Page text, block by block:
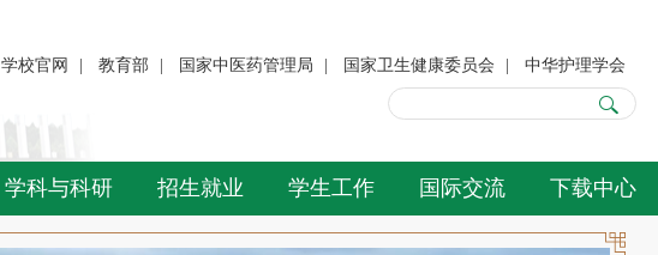
学校官网 | 教育部 | 国家中医药管理局 | 国家卫生健康委员会 | 中华护理学会
学科与科研 招生就业 学生工作 国际交流 下载中心